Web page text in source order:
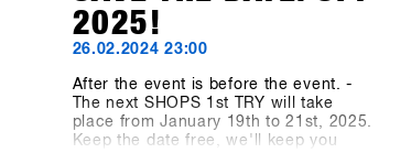
2025!
26.02.2024 23:00
After the event is before the event. -
The next SHOPS 1st TRY will take
place from January 19th to 21st, 2025.
Keep the date free, we'll keep you